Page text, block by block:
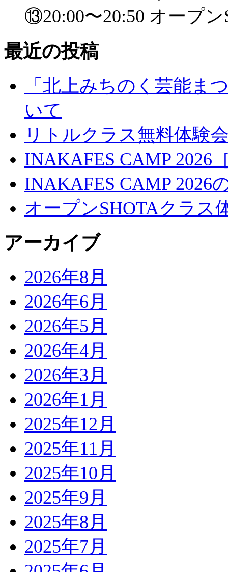
⑬20:00〜20:50 オープ
最近の投稿
「北上みちのく芸能ま
いて
リトルクラス無料体験
INAKAFES CAMP 2026
INAKAFES CAMP 2026
オープンSHOTAクラス
アーカイブ
2026年8月
2026年6月
2026年5月
2026年4月
2026年3月
2026年1月
2025年12月
2025年11月
2025年10月
2025年9月
2025年8月
2025年7月